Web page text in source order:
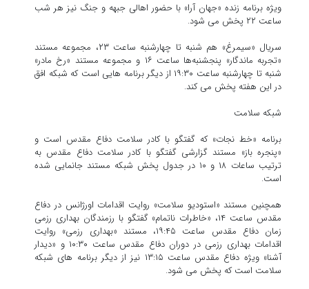
ویژه برنامه زنده «جهان آرا» با حضور اهالی جبهه و جنگ نیز هر شب
ساعت ۲۲ پخش می شود.
سریال «سیمرغ» هم شنبه تا چهارشنبه ساعت ۲۳، مجموعه مستند
«تجربه ماندگار» پنجشنبه‌ها ساعت ۱۶ و مجموعه مستند «رخ مادر»
شنبه تا چهارشنبه ساعت ۱۹:۳۰ از دیگر برنامه هایی است که شبکه افق
در این هفته پخش می کند.
شبکه سلامت
برنامه «خط نجات» که گفتگو با کادر سلامت دفاع مقدس است و
«پنجره باز» مستند گزارشی گفتگو با کادر سلامت دفاع مقدس به
ترتیب ساعات ۱۸ و ۱۰ در جدول پخش شبکه مستند جانمایی شده
است.
همچنین مستند «استودیو سلامت» روایت اقدامات اورژانس در دفاع
مقدس ساعت ۱۴، «خاطرات ناتمام» گفتگو با رزمندگان بهداری رزمی
زمان دفاع مقدس ساعت ۱۹:۴۵، مستند «بهداری رزمی» روایت
اقدامات بهداری رزمی در دوران دفاع مقدس ساعت ۱۰:۳۰ و «دیدار
آشنا» ویژه دفاع مقدس ساعت ۱۳:۱۵ نیز از دیگر برنامه های شبکه
سلامت است که پخش می شود.